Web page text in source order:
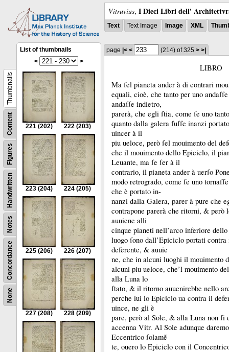
Vitruvius, I Dieci Libri dell'
Text Text Image Image XML
None
Concordance
Notes
Handwritten
Figures
Content
Thumbnails
List of thumbnails
<
>
221 (202) 222 (203)
223 (204) 224 (205)
225 (206) 226 (207)
227 (208) 228 (209)
page |< < (214) of 325 > >|
LIBRO
Ma ſel pianeta ander à di contrari
equali, cioè, che tanto per uno
andaſſe indietro,
parerà, che egli ſtia, come ſe uno
quanto dalla galera fuſſe inanzi
uincer à il
piu ueloce, però ſel mouimento del
che il mouimento dello Epiciclo, il
Leuante, ma ſe ſer à il
contrario, il pianeta ander à uerſo
modo retrogrado, come ſe uno
che è portato in-
nanzi dalla Galera, parer à pure che
contrapone parerà che ritorni, & però
auuiene alli
cinque pianeti nell’arco inferiore
luogo ſono dall’Epiciclo portati
deferente, & auuie
ne, che in alcuni luoghi il
alcuni piu ueloce, che’l mouimento
alla Luna lo
ſtato, & il ritorno auuenirebbe nello
perche iui lo Epiciclo ua contra il
uince, ne gli è
pare, però al Sole, & alla Luna non ſi
accenna Vitr. Al Sole adunque
Eccentrico ſolamẽ
te, ouero lo Epiciclo con il